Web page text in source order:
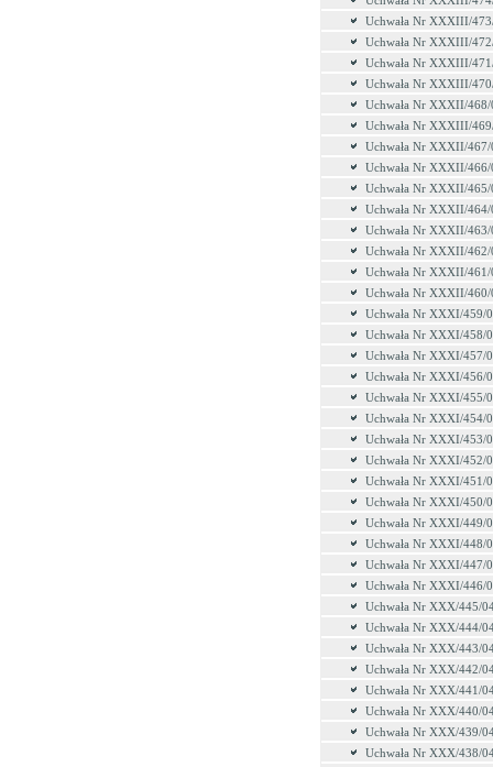
Uchwała Nr XXXIII/
Uchwała Nr XXXIII/
Uchwała Nr XXXIII/
Uchwała Nr XXXIII/
Uchwała Nr XXXII/468/
Uchwała Nr XXXIII/
Uchwała Nr XXXII/467/
Uchwała Nr XXXII/466/
Uchwała Nr XXXII/465/
Uchwała Nr XXXII/464/
Uchwała Nr XXXII/463/
Uchwała Nr XXXII/462/
Uchwała Nr XXXII/461/
Uchwała Nr XXXII/460/
Uchwała Nr XXXI/459/
Uchwała Nr XXXI/458/
Uchwała Nr XXXI/457/
Uchwała Nr XXXI/456/
Uchwała Nr XXXI/455/
Uchwała Nr XXXI/454/
Uchwała Nr XXXI/453/
Uchwała Nr XXXI/452/
Uchwała Nr XXXI/451/
Uchwała Nr XXXI/450/
Uchwała Nr XXXI/449/
Uchwała Nr XXXI/448/
Uchwała Nr XXXI/447/
Uchwała Nr XXXI/446/
Uchwała Nr XXX/445/
Uchwała Nr XXX/444/
Uchwała Nr XXX/443/
Uchwała Nr XXX/442/
Uchwała Nr XXX/441/
Uchwała Nr XXX/440/
Uchwała Nr XXX/439/
Uchwała Nr XXX/438/